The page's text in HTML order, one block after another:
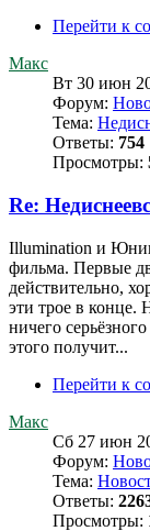
Перейти к
Макс
Вт 30 июн
Форум:
Тема:
Ответы: 754
Просмотры:
Re:
Illumination и
фильма. Первые
действительно,
эти трое в конце.
ничего
этого получит...
Перейти к
Макс
Сб 27 июн
Форум:
Тема:
Ответы:
Просмотры: